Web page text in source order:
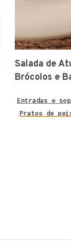
Salada de
Brócolos e
Entradas e
Pratos de